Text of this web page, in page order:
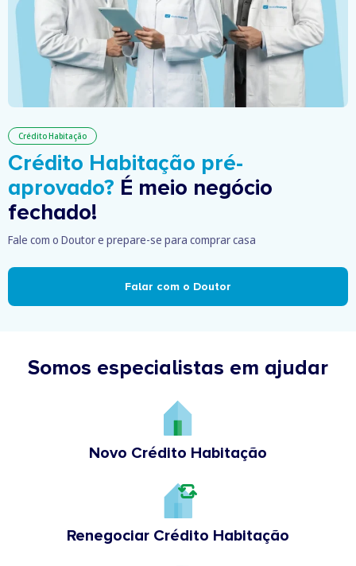
Crédito Habitação
Crédito Habitação pré-
aprovado? É meio negócio
fechado!
Fale com o Doutor e prepare-se para comprar casa
Falar com o Doutor
Somos especialistas em ajudar
Novo Crédito Habitação
Renegociar Crédito Habitação